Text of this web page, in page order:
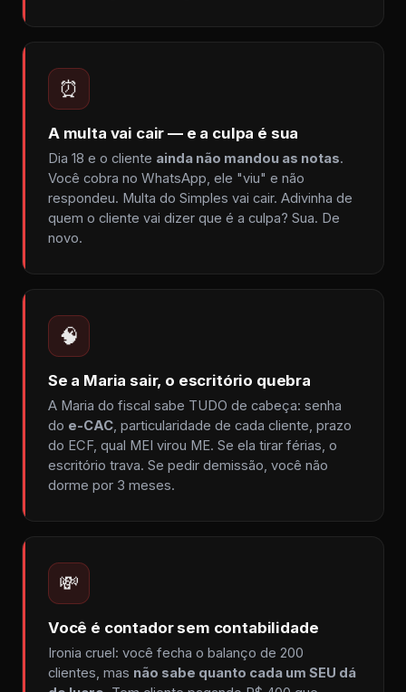
⏰
A multa vai cair — e a culpa é sua
Dia 18 e o cliente ainda não mandou as notas.
Você cobra no WhatsApp, ele "viu" e não
respondeu. Multa do Simples vai cair. Adivinha de
quem o cliente vai dizer que é a culpa? Sua. De
novo.
🧠
Se a Maria sair, o escritório quebra
A Maria do fiscal sabe TUDO de cabeça: senha
do e-CAC, particularidade de cada cliente, prazo
do ECF, qual MEI virou ME. Se ela tirar férias, o
escritório trava. Se pedir demissão, você não
dorme por 3 meses.
💸
Você é contador sem contabilidade
Ironia cruel: você fecha o balanço de 200
clientes, mas não sabe quanto cada um SEU dá